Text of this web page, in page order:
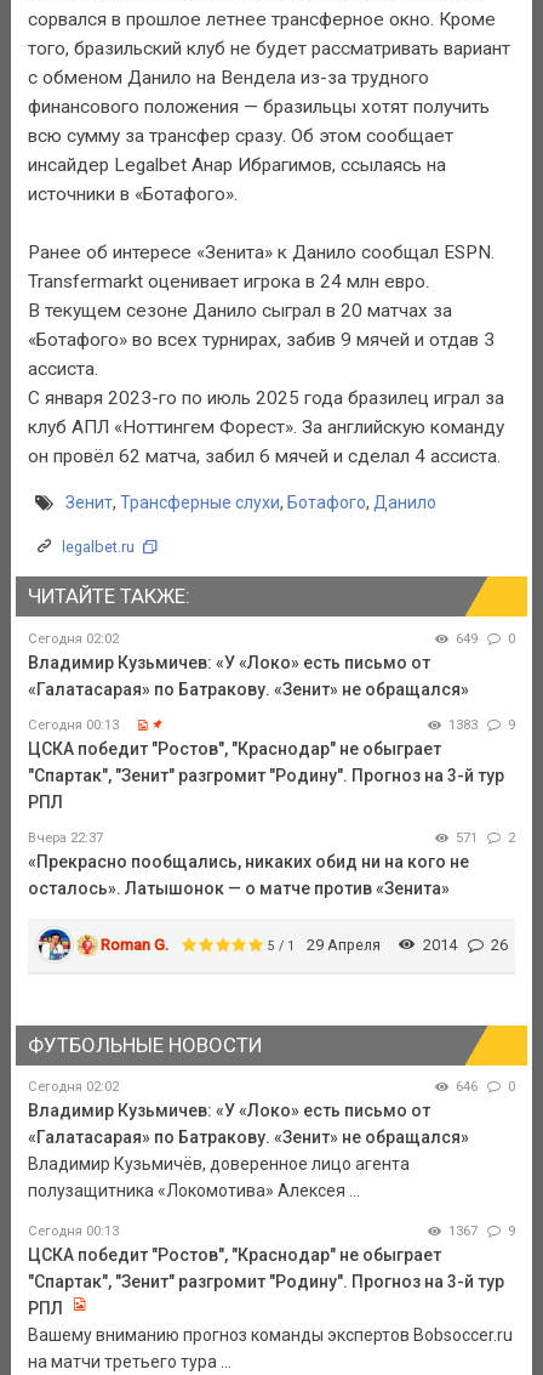
сорвался в прошлое летнее трансферное окно. Кроме
того, бразильский клуб не будет рассматривать вариант
с обменом Данило на Вендела из-за трудного
финансового положения — бразильцы хотят получить
всю сумму за трансфер сразу. Об этом сообщает
инсайдер Legalbet Анар Ибрагимов, ссылаясь на
источники в «Ботафого».
Ранее об интересе «Зенита» к Данило сообщал ESPN.
Transfermarkt оценивает игрока в 24 млн евро.
В текущем сезоне Данило сыграл в 20 матчах за
«Ботафого» во всех турнирах, забив 9 мячей и отдав 3
ассиста.
С января 2023-го по июль 2025 года бразилец играл за
клуб АПЛ «Ноттингем Форест». За английскую команду
он провёл 62 матча, забил 6 мячей и сделал 4 ассиста.
Зенит, Трансферные слухи, Ботафого, Данило
legalbet.ru
ЧИТАЙТЕ ТАКЖЕ:
Сегодня 02:02 649 0
Владимир Кузьмичев: «У «Локо» есть письмо от
«Галатасарая» по Батракову. «Зенит» не обращался»
Сегодня 00:13 1383 9
ЦСКА победит "Ростов", "Краснодар" не обыграет
"Спартак", "Зенит" разгромит "Родину". Прогноз на 3-й тур
РПЛ
Вчера 22:37 571 2
«Прекрасно пообщались, никаких обид ни на кого не
осталось». Латышонок — о матче против «Зенита»
Roman G. 5 / 1 29 Апреля 2014 26
ФУТБОЛЬНЫЕ НОВОСТИ
Сегодня 02:02 646 0
Владимир Кузьмичев: «У «Локо» есть письмо от
«Галатасарая» по Батракову. «Зенит» не обращался»
Владимир Кузьмичёв, доверенное лицо агента
полузащитника «Локомотива» Алексея ...
Сегодня 00:13 1367 9
ЦСКА победит "Ростов", "Краснодар" не обыграет
"Спартак", "Зенит" разгромит "Родину". Прогноз на 3-й тур
РПЛ
Вашему вниманию прогноз команды экспертов Bobsoccer.ru
на матчи третьего тура ...